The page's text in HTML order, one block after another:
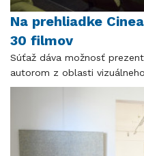
Na prehliadke
30 filmov
Súťaž dáva možnosť
autorom z oblasti